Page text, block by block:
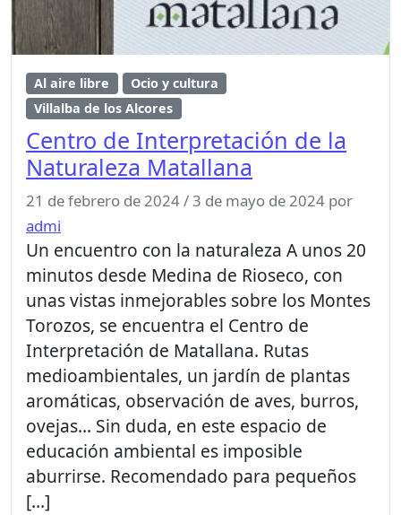
Al aire libre
Ocio y cultura
Villalba de los Alcores
Centro de Interpretación de la
Naturaleza Matallana
21 de febrero de 2024/3 de mayo de 2024 por
admi
Un encuentro con la naturaleza A unos 20
minutos desde Medina de Rioseco, con
unas vistas inmejorables sobre los Montes
Torozos, se encuentra el Centro de
Interpretación de Matallana. Rutas
medioambientales, un jardín de plantas
aromáticas, observación de aves, burros,
ovejas… Sin duda, en este espacio de
educación ambiental es imposible
aburrirse. Recomendado para pequeños
[…]